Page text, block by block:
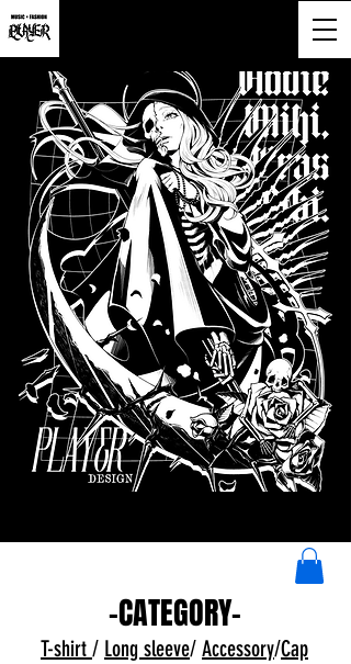
-CATEGORY-
T-shirt / Long sleeve/ Accessory/Cap